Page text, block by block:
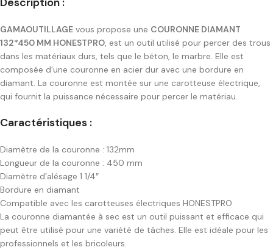
GAMAOUTILLAGE vous propose une COURONNE DIAMANT
132*450 MM HONESTPRO, est un outil utilisé pour percer des trous
dans les matériaux durs, tels que le béton, le marbre. Elle est
composée d’une couronne en acier dur avec une bordure en
diamant. La couronne est montée sur une carotteuse électrique,
qui fournit la puissance nécessaire pour percer le matériau.
Caractéristiques :
Diamètre de la couronne : 132mm
Longueur de la couronne : 450 mm
Diamètre d’alésage 1 1/4″
Bordure en diamant
Compatible avec les carotteuses électriques HONESTPRO
La couronne diamantée à sec est un outil puissant et efficace qui
peut être utilisé pour une variété de tâches. Elle est idéale pour les
professionnels et les bricoleurs.